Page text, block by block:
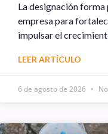
La designación
empresa para
impulsar el
LEER ARTÍCULO
6 de agosto de 2026